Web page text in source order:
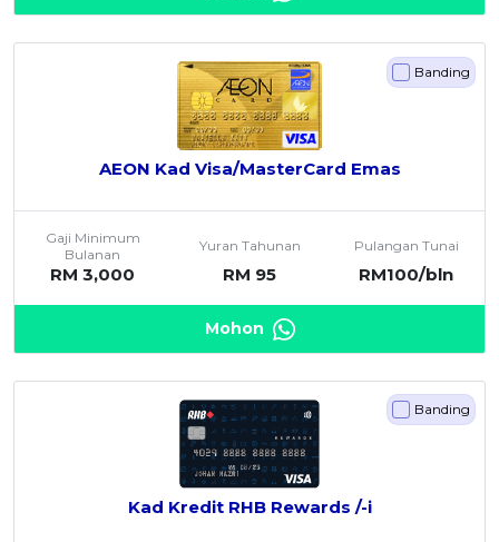
Banding
AEON Kad Visa/MasterCard Emas
Gaji Minimum
Bulanan
RM 3,000
Yuran Tahunan
RM 95
Pulangan Tunai
RM100/bln
Mohon
Banding
Kad Kredit RHB Rewards /-i